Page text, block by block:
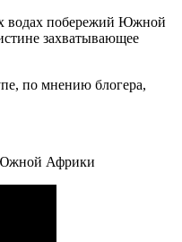
водах побережий Южной
захватывающее
по мнению блогера,
Африки